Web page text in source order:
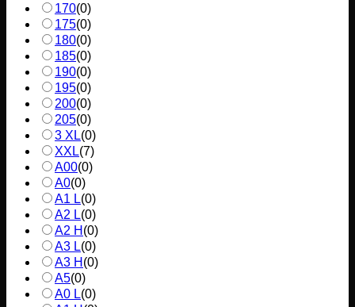
170(0)
175(0)
180(0)
185(0)
190(0)
195(0)
200(0)
205(0)
3 XL(0)
XXL(7)
A00(0)
A0(0)
A1 L(0)
A2 L(0)
A2 H (0)
A3 L(0)
A3 H (0)
A5(0)
A0 L(0)